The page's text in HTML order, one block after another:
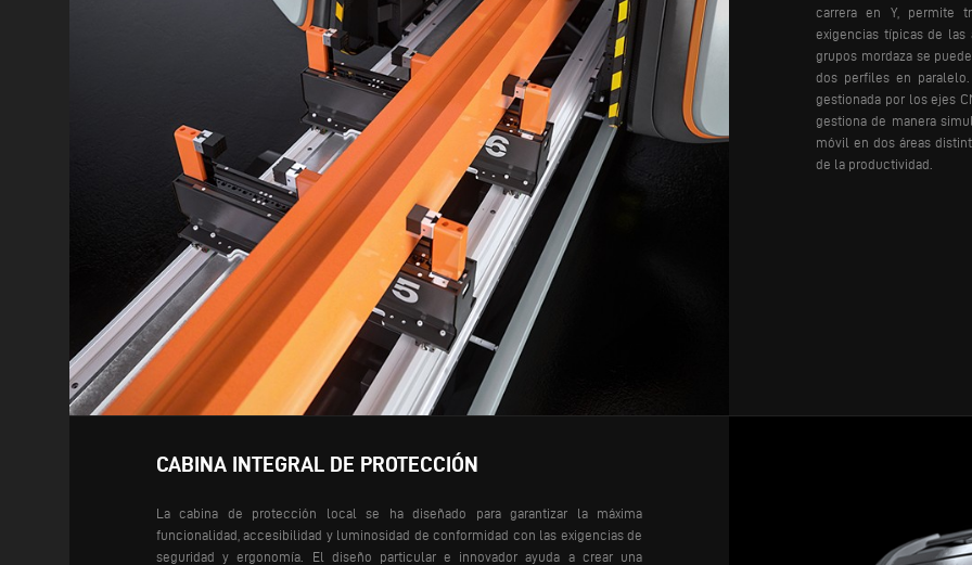
carrera en Y, permite
exigencias típicas de las
grupos mordaza se
dos perfiles en
gestionada por los ejes
gestiona de manera
móvil en dos áreas
de la productividad.
CABINA INTEGRAL DE PROTECCIÓN
La cabina de protección local se ha diseñado para garantizar la máxima
funcionalidad, accesibilidad y luminosidad de conformidad con las exigencias de
seguridad y ergonomía. El diseño particular e innovador ayuda a crear una